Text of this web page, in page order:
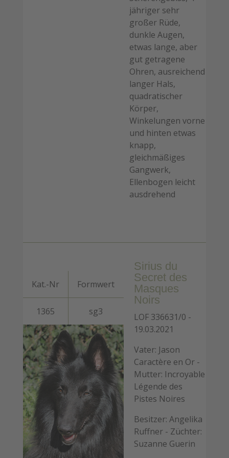
jähriger sehr
großer Rüde,
dunkle Augen,
etwas lange, aber
gut getragene
Ohren, ausreichend
langer Hals,
quadratischer
Körper,
Winkelungen vorne
und hinten etwas
knapp,
gleichmäßiges
Gangwerk,
Ellenbogen leicht
ausdrehend
Kat.-Nr Formwert
1365 sg3
Sirius du
Secret des
Masques
Noirs
LOF 336631/0 -
19.03.2021
Vater: Jason
Caractère en Or -
Mutter: Incroyable
Légende des
Pistes Noires
Besitzer: Angelika
Ruffner - Züchter:
Suzanne Guerin